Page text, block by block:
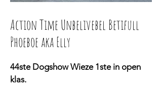
Action Time Unbelivebel Betifull
Phoeboe aka Elly
44ste Dogshow Wieze 1ste in open
klas.